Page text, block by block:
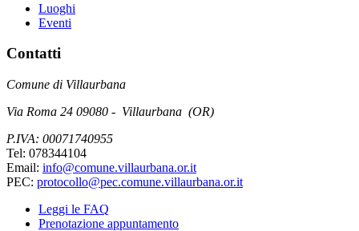
Luoghi
Eventi
Contatti
Comune di Villaurbana
Via Roma 24 09080 - Villaurbana (OR)
P.IVA: 00071740955
Tel: 078344104
Email: info@comune.villaurbana.or.it
PEC: protocollo@pec.comune.villaurbana.or.it
Leggi le FAQ
Prenotazione appuntamento